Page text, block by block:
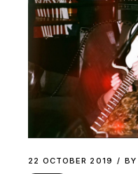
22 OCTOBER 2019 BY